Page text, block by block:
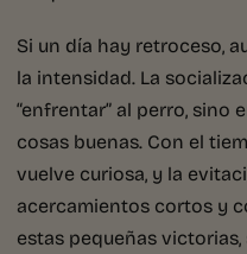
Si un día hay retroceso,
la intensidad. La
“enfrentar” al perro, sino
cosas buenas. Con el
vuelve curiosa, y la
acercamientos cortos y
estas pequeñas